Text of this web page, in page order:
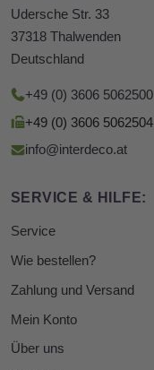
Udersche Str. 33
37318 Thalwenden
Deutschland
+49 (0) 3606 5062500
+49 (0) 3606 5062504
info@interdeco.at
SERVICE & HILFE:
Service
Wie bestellen?
Zahlung und Versand
Mein Konto
Über uns